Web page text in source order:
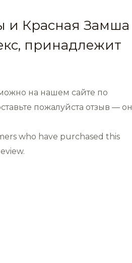
и Красная Замша
принадлежит
на нашем сайте по
пожалуйста отзыв — он
who have purchased this